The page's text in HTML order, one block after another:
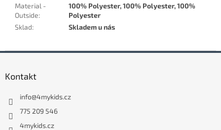
Material -
Outside:
100% Polyester, 100% Polyester, 100%
Polyester
Sklad: Skladem u nás
Kontakt
info@4mykids.cz
775 209 546
4mykids.cz